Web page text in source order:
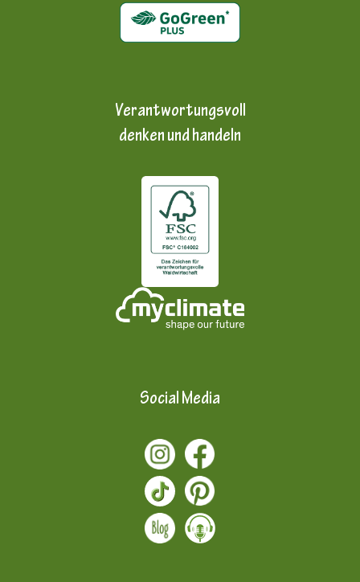
Verantwortungsvoll
denken und handeln
Social Media